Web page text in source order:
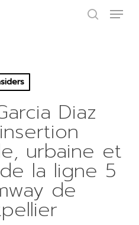
Menu
Diaz
urbaine et
la ligne 5
de